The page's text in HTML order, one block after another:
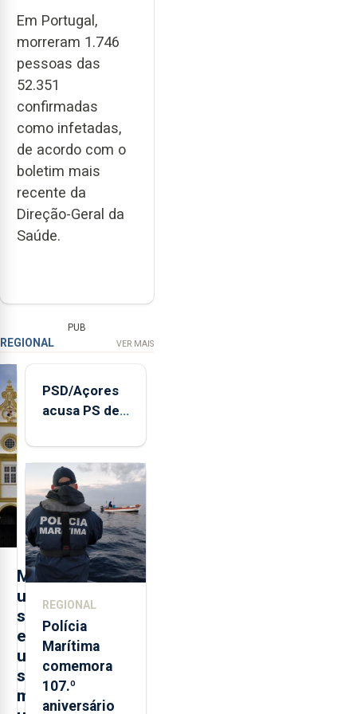
Em Portugal,
morreram 1.746
pessoas das
52.351
confirmadas
como infetadas,
de acordo com o
boletim mais
recente da
Direção-Geral da
Saúde.
PUB
REGIONAL VER MAIS
M
u
s
e
u
s
m
PSD/Açores
acusa PS de
contraditória"
sobre
evolução
turística
REGIONAL
Polícia
Marítima
comemora
107.º
aniversário